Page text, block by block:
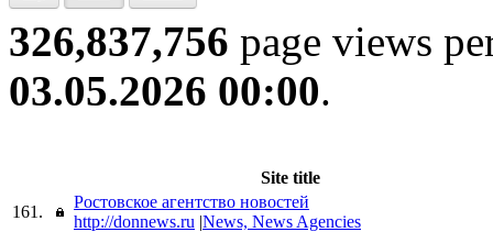
326,837,756 page views
03.05.2026 00:00.
Site title
161.
Ростовское агентство новостей
http://donnews.ru |News, News Agencies